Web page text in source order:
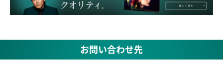
お問い合わせ先